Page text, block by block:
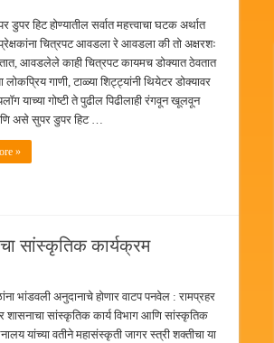
उत्स्फूर्त प्रतिसाद
डुपर हिट होण्यातील सर्वात महत्त्वाचा घटक अर्थात
चित्रपट आवडला रे आवडला की तो अक्षरशः
आवडलेले काही चित्रपट कायमच डोक्यात ठेवतात
लोकप्रिय गाणी, टाळ्या शिट्ट्यांनी थियेटर डोक्यावर
याच्या गोष्टी ते पुढील पिढीलाही रंगवून खूलवून
असे सुपर डुपर हिट …
»
सांस्कृतिक कार्यक्रम
भांडवली अनुदानाचे होणार वाटप पनवेल : रामप्रहर
शासनाचा सांस्कृतिक कार्य विभाग आणि सांस्कृतिक
यांच्या वतीने महासंस्कृती जागर स्त्री शक्तीचा या